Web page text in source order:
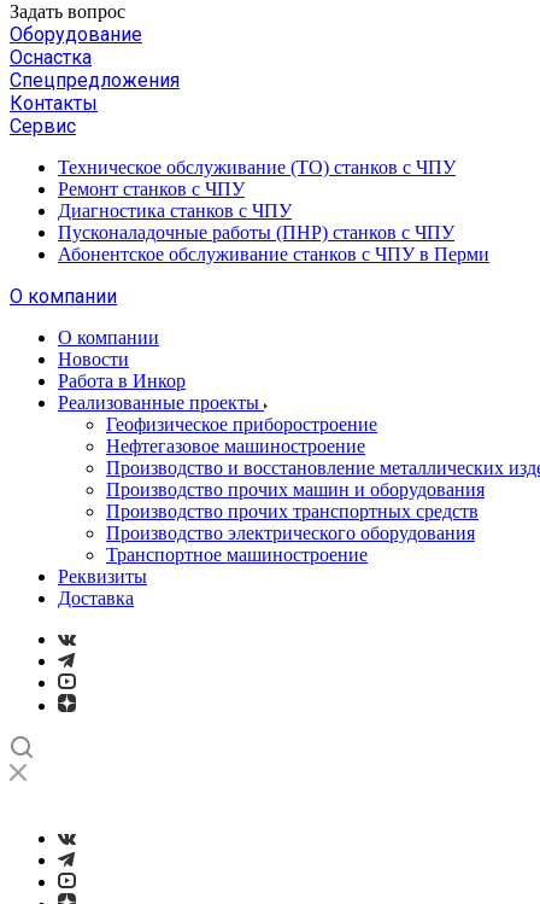
Задать вопрос
Оборудование
Оснастка
Спецпредложения
Контакты
Сервис
Техническое обслуживание (ТО) станков с ЧПУ
Ремонт станков с ЧПУ
Диагностика станков с ЧПУ
Пусконаладочные работы (ПНР) станков с ЧПУ
Абонентское обслуживание станков с ЧПУ в Перми
О компании
О компании
Новости
Работа в Инкор
Реализованные проекты
Геофизическое приборостроение
Нефтегазовое машиностроение
Производство и восстановление металлических
Производство прочих машин и оборудования
Производство прочих транспортных средств
Производство электрического оборудования
Транспортное машиностроение
Реквизиты
Доставка